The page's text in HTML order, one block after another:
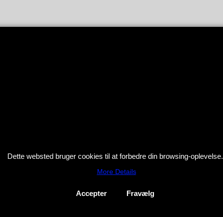
Dette websted bruger cookies til at forbedre din browsing-oplevelse.
More Details
Accepter Fravælg